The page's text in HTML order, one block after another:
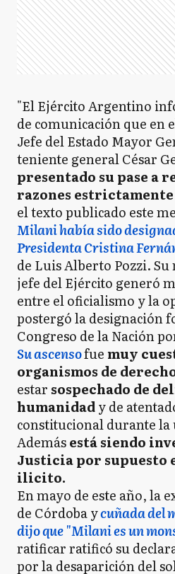
"El Ejército Argentino
de comunicación que en
Jefe del Estado Mayor
teniente general César
presentado su pase a
razones
el texto publicado este
Milani había sido
Presidenta Cristina
de Luis Alberto Pozzi.
jefe del Ejército generó
entre el oficialismo y la
postergó la designación
Congreso de la Nación
Su ascensofue muy
organismos de
estar sospechado de
humanidady de
constitucional durante
Ademásestá siendo
Justicia por
ilicito.
En mayo de este año, la
de Córdoba ycuñada del
dijo que "Milani es un
ratificar ratificó su
por la desaparición del